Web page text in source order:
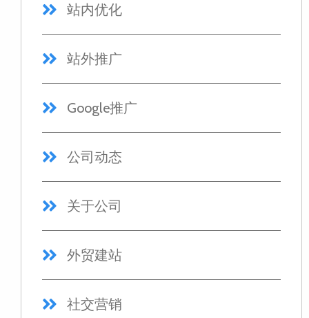
站内优化
站外推广
Google推广
公司动态
关于公司
外贸建站
社交营销